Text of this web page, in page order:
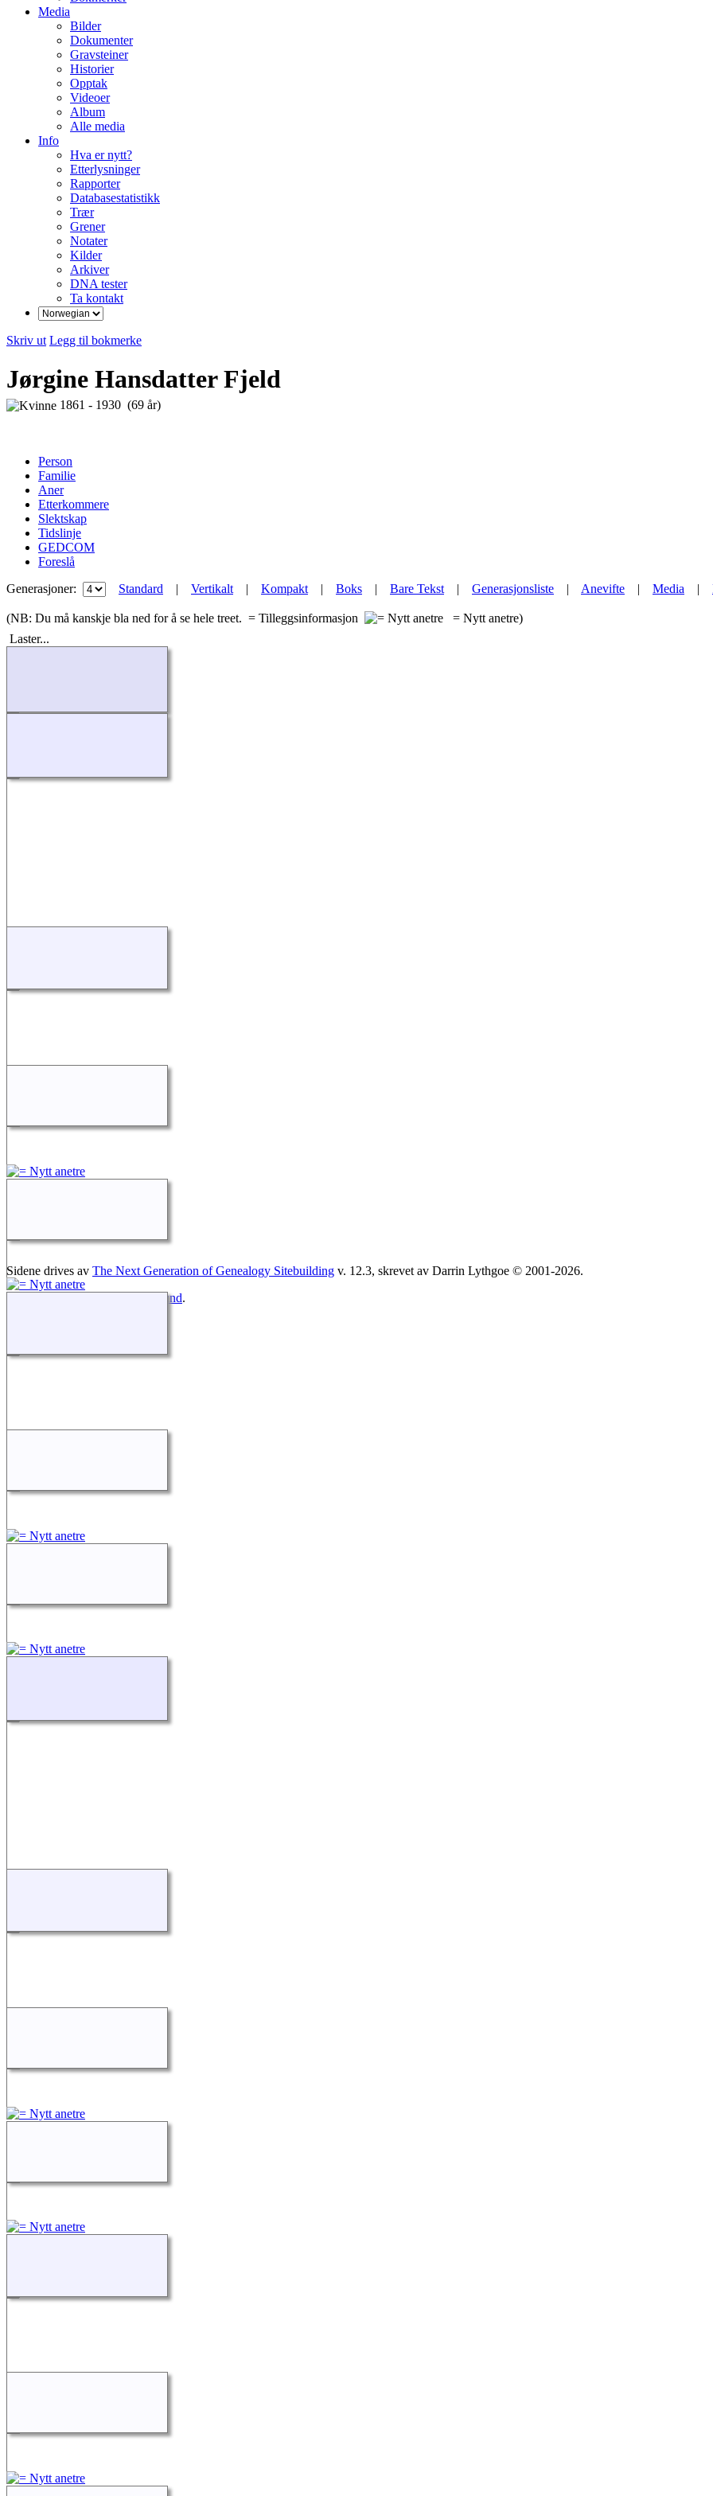
Media
Bilder
Dokumenter
Gravsteiner
Historier
Opptak
Videoer
Album
Alle media
Info
Hva er nytt?
Etterlysninger
Rapporter
Databasestatistikk
Trær
Grener
Notater
Kilder
Arkiver
DNA tester
Ta kontakt
Skriv ut Legg til bokmerke
Jørgine Hansdatter Fjeld
1861 - 1930 (69 år)
Person
Familie
Aner
Etterkommere
Slektskap
Tidslinje
GEDCOM
Foreslå
Generasjoner:
Standard | Vertikalt | Kompakt | Boks | Bare Tekst | Generasjonsliste | Anevifte | Media |
(NB: Du må kanskje bla ned for å se hele treet. = Tilleggsinformasjon
= Nytt anetre)
Laster...
Sidene drives av The Next Generation of Genealogy Sitebuilding v. 12.3, skrevet av Darrin Lythgoe © 2001-2026.
Sverre Hanch Haslund.